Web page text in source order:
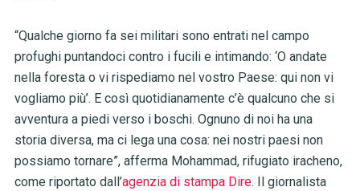
“Qualche giorno fa sei militari sono entrati nel campo
profughi puntandoci contro i fucili e intimando: ‘O andate
nella foresta o vi rispediamo nel vostro Paese: qui non vi
vogliamo più’. E così quotidianamente c’è qualcuno che si
avventura a piedi verso i boschi. Ognuno di noi ha una
storia diversa, ma ci lega una cosa: nei nostri paesi non
possiamo tornare”, afferma Mohammad, rifugiato iracheno,
come riportato dall’agenzia di stampa Dire. Il giornalista